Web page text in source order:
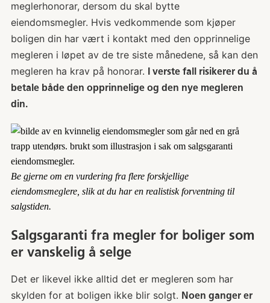
meglerhonorar, dersom du skal bytte
eiendomsmegler. Hvis vedkommende som kjøper
boligen din har vært i kontakt med den opprinnelige
megleren i løpet av de tre siste månedene, så kan den
megleren ha krav på honorar.
I verste fall risikerer du å
betale både den opprinnelige og den nye megleren
din.
Be gjerne om en vurdering fra flere forskjellige
eiendomsmeglere, slik at du har en realistisk forventning til
salgstiden.
Salgsgaranti fra megler for boliger som
er vanskelig å selge
Det er likevel ikke alltid det er megleren som har
skylden for at boligen ikke blir solgt. Noen ganger er